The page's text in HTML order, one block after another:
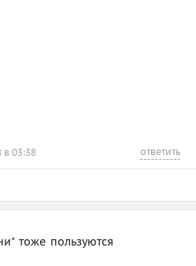
в 03:38 ответить
тоже пользуются